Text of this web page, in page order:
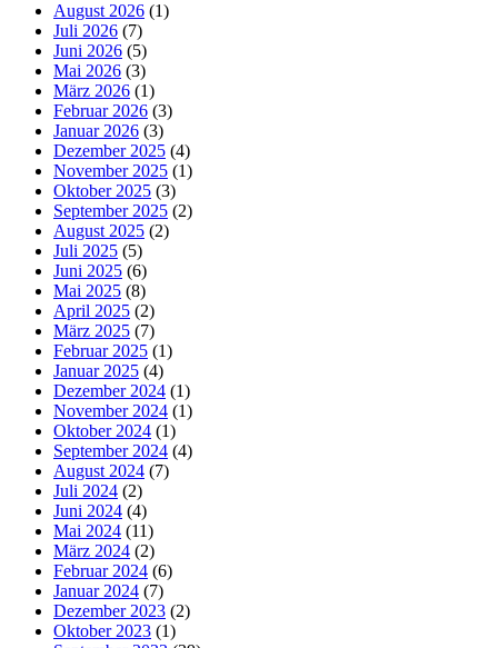
August 2026 (1)
Juli 2026 (7)
Juni 2026 (5)
Mai 2026 (3)
März 2026 (1)
Februar 2026 (3)
Januar 2026 (3)
Dezember 2025 (4)
November 2025 (1)
Oktober 2025 (3)
September 2025 (2)
August 2025 (2)
Juli 2025 (5)
Juni 2025 (6)
Mai 2025 (8)
April 2025 (2)
März 2025 (7)
Februar 2025 (1)
Januar 2025 (4)
Dezember 2024 (1)
November 2024 (1)
Oktober 2024 (1)
September 2024 (4)
August 2024 (7)
Juli 2024 (2)
Juni 2024 (4)
Mai 2024 (11)
März 2024 (2)
Februar 2024 (6)
Januar 2024 (7)
Dezember 2023 (2)
Oktober 2023 (1)